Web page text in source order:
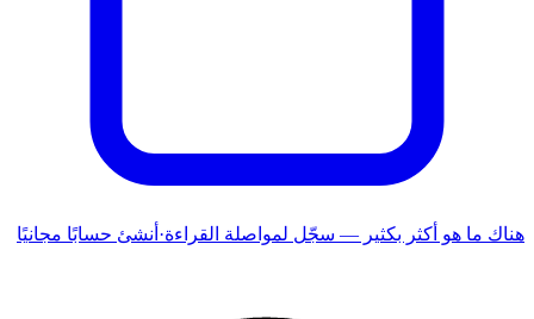
هناك ما هو أكثر بكثير — سجّل لمواصلة القراءة· أنشئ حسابًا مجانيًا